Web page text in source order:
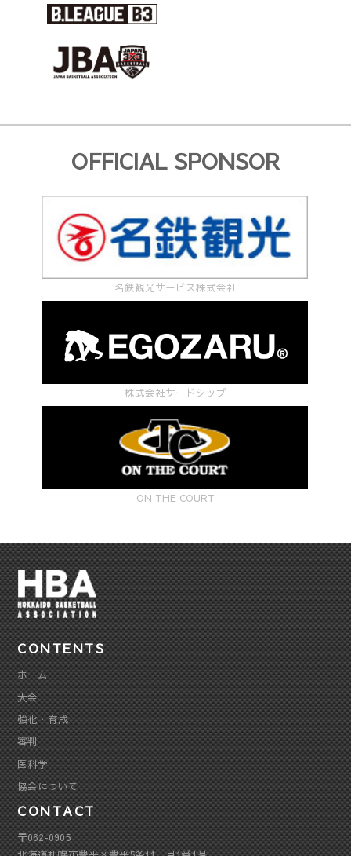
OFFICIAL SPONSOR
名鉄観光サービス株式会社
株式会社サードシップ
ON THE COURT
CONTENTS
ホーム
大会
強化・育成
審判
医科学
協会について
CONTACT
〒062-0905